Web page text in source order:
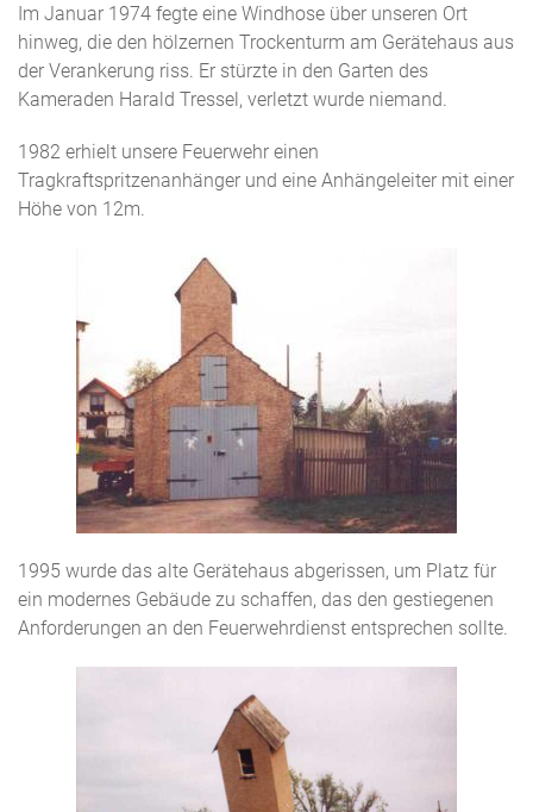
Im Januar 1974 fegte eine Windhose über unseren Ort
hinweg, die den hölzernen Trockenturm am Gerätehaus aus
der Verankerung riss. Er stürzte in den Garten des
Kameraden Harald Tressel, verletzt wurde niemand.
1982 erhielt unsere Feuerwehr einen
Tragkraftspritzenanhänger und eine Anhängeleiter mit einer
Höhe von 12m.
1995 wurde das alte Gerätehaus abgerissen, um Platz für
ein modernes Gebäude zu schaffen, das den gestiegenen
Anforderungen an den Feuerwehrdienst entsprechen sollte.